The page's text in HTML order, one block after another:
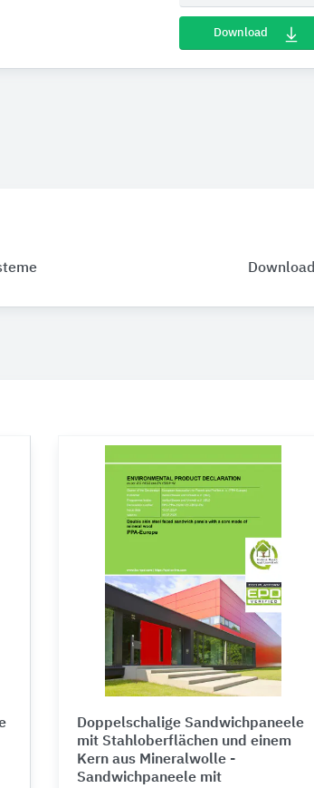
Download
Download
Doppelschalige Sandwichpaneele
mit Stahloberflächen und einem
Kern aus Mineralwolle -
Sandwichpaneele mit